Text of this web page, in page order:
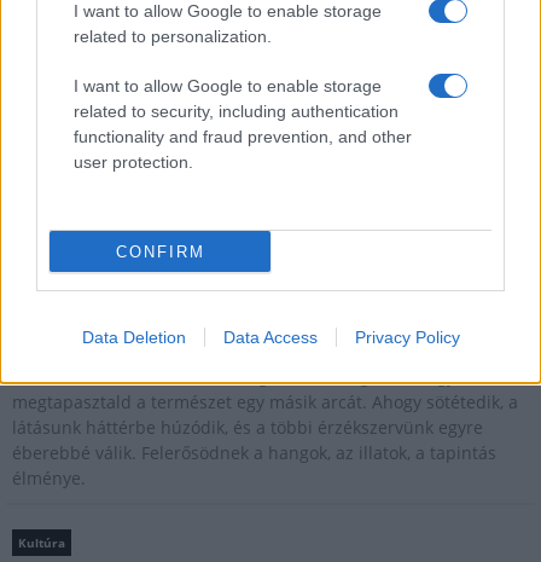
I want to allow Google to enable storage
related to personalization.
I want to allow Google to enable storage
related to security, including authentication
functionality and fraud prevention, and other
user protection.
CONFIRM
Data Deletion Data Access Privacy Policy
Ilyen még nem volt: most a gyerkőcök bulizhatnak a Káptalan
Kertben!
Helyi hírek
A világon évente mintegy 25 millió tonna őszibarack terem, Kína
- csaknem 17 millió tonnával - messze a legnagyobb termelő.
Teliholdas Éjszakai Erdőfürdő
megtapasztald a természet egy másik arcát. Ahogy sötétedik, a
látásunk háttérbe húzódik, és a többi érzékszervünk egyre
éberebbé válik. Felerősödnek a hangok, az illatok, a tapintás
élménye.
Kultúra